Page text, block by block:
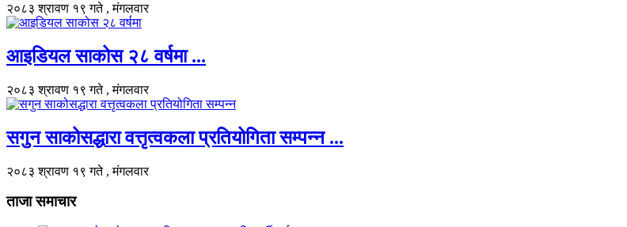
२०८३ श्रावण १९ गते , मंगलवार
आइडियल साकोस २८ वर्षमा ...
२०८३ श्रावण १९ गते , मंगलवार
सगुन साकोसद्धारा वत्तृत्वकला प्रतियोगिता सम्पन्न ...
२०८३ श्रावण १९ गते , मंगलवार
ताजा समाचार